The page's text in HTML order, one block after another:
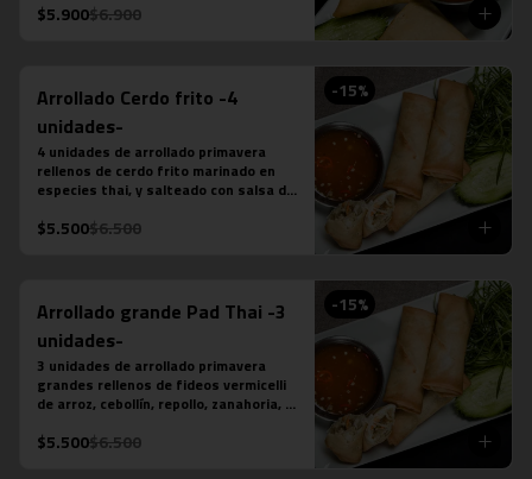
$5.900$6.900
-15%
Arrollado Cerdo frito -4
unidades-
4 unidades de arrollado primavera
rellenos de cerdo frito marinado en
especies thai, y salteado con salsa de
acompañado de salsa chilli dulce.
$5.500$6.500
-15%
Arrollado grande Pad Thai -3
unidades-
3 unidades de arrollado primavera
grandes rellenos de fideos vermicelli
de arroz, cebollín, repollo, zanahoria,
salsa chilli dulce
$5.500$6.500